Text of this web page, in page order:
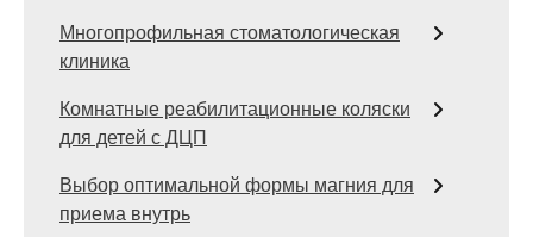
Многопрофильная стоматологическая
клиника
Комнатные реабилитационные коляски
для детей с ДЦП
Выбор оптимальной формы магния для
приема внутрь